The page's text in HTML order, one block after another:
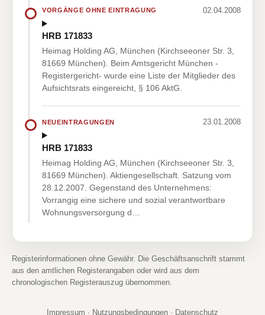
VORGÄNGE OHNE EINTRAGUNG 02.04.2008
HRB 171833
Heimag Holding AG, München (Kirchseeoner Str. 3,
81669 München). Beim Amtsgericht München -
Registergericht- wurde eine Liste der Mitglieder des
Aufsichtsrats eingereicht, § 106 AktG.
NEUEINTRAGUNGEN 23.01.2008
HRB 171833
Heimag Holding AG, München (Kirchseeoner Str. 3,
81669 München). Aktiengesellschaft. Satzung vom
28.12.2007. Gegenstand des Unternehmens:
Vorrangig eine sichere und sozial verantwortbare
Wohnungsversorgung d…
Registerinformationen ohne Gewähr. Die Geschäftsanschrift stammt
aus den amtlichen Registerangaben oder wird aus dem
chronologischen Registerauszug übernommen.
Impressum · Nutzungsbedingungen · Datenschutz